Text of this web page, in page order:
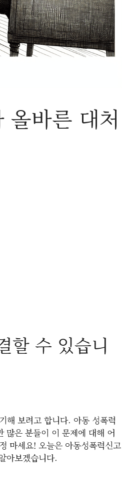
올바른 대처
할 수 있습니
해 보려고 합니다. 아동 성폭력
많은 분들이 이 문제에 대해 어
마세요! 오늘은 아동성폭력신고
아보겠습니다.